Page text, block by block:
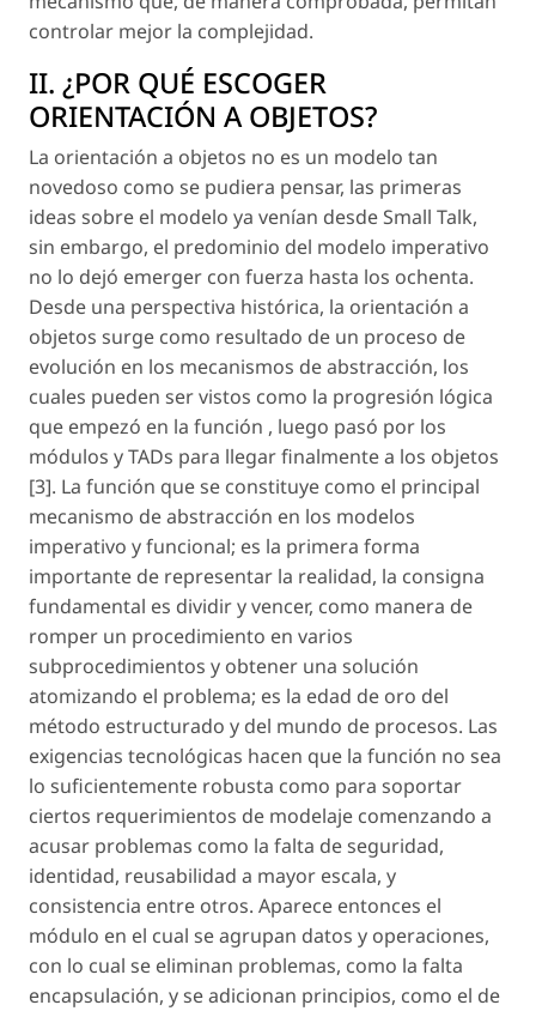
controlar mejor la complejidad.
II. ¿POR QUÉ ESCOGER
ORIENTACIÓN A OBJETOS?
La orientación a objetos no es un modelo tan
novedoso como se pudiera pensar, las primeras
ideas sobre el modelo ya venían desde Small Talk,
sin embargo, el predominio del modelo imperativo
no lo dejó emerger con fuerza hasta los ochenta.
Desde una perspectiva histórica, la orientación a
objetos surge como resultado de un proceso de
evolución en los mecanismos de abstracción, los
cuales pueden ser vistos como la progresión lógica
que empezó en la función , luego pasó por los
módulos y TADs para llegar finalmente a los objetos
[3]. La función que se constituye como el principal
mecanismo de abstracción en los modelos
imperativo y funcional; es la primera forma
importante de representar la realidad, la consigna
fundamental es dividir y vencer, como manera de
romper un procedimiento en varios
subprocedimientos y obtener una solución
atomizando el problema; es la edad de oro del
método estructurado y del mundo de procesos. Las
exigencias tecnológicas hacen que la función no sea
lo suficientemente robusta como para soportar
ciertos requerimientos de modelaje comenzando a
acusar problemas como la falta de seguridad,
identidad, reusabilidad a mayor escala, y
consistencia entre otros. Aparece entonces el
módulo en el cual se agrupan datos y operaciones,
con lo cual se eliminan problemas, como la falta
encapsulación, y se adicionan principios, como el de